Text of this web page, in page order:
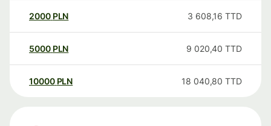
2000 PLN 3 608,16 TTD
5000 PLN 9 020,40 TTD
10000 PLN 18 040,80 TTD